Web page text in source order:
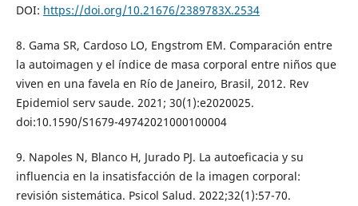
DOI: https://doi.org/10.21676/2389783X.2534
8. Gama SR, Cardoso LO, Engstrom EM. Comparación entre
la autoimagen y el índice de masa corporal entre niños que
viven en una favela en Río de Janeiro, Brasil, 2012. Rev
Epidemiol serv saude. 2021; 30(1):e2020025.
doi:10.1590/S1679-49742021000100004
9. Napoles N, Blanco H, Jurado PJ. La autoeficacia y su
influencia en la insatisfacción de la imagen corporal:
revisión sistemática. Psicol Salud. 2022;32(1):57-70.